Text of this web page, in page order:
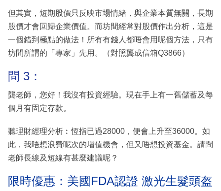
但其實，短期股價只反映市場情緒，與企業本質無關，長期
股價才會回歸企業價值。而坊間經常對股價作出分析，這是
一個錯到極點的做法！所有有錢人都唔會用呢個方法，只有
坊間所謂的「專家」先用。（對照龔成信箱Q3866）
問 3：
龔老師，您好！我沒有投資經驗。現在手上有一舊儲蓄及每
個月有固定存款。
聽理財經理分析︰恆指已過28000，便會上升至36000。如
此，我唔想浪費呢次的增值機會，但又唔想投資基金。請問
老師長線及短線有甚麼建議呢？
限時優惠：美國FDA認證 激光生髮頭盔